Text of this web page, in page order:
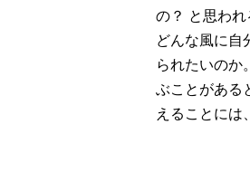
の？ と思われ
どんな風に自
られたいのか
ぶことがある
えることには